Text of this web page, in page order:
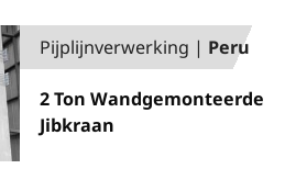
Pijplijnverwerking | Peru
2 Ton Wandgemonteerde
Jibkraan